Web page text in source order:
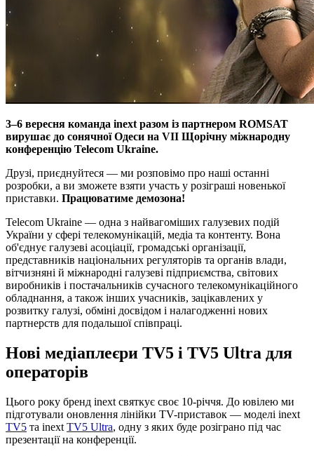
3–6 вересня команда inext разом із партнером ROMSAT
вирушає до сонячної Одеси на VII Щорічну міжнародну
конференцію Telecom Ukraine.
Друзі, приєднуйтеся — ми розповімо про наші останні
розробки, а ви зможете взяти участь у розіграші новенької
приставки. Працюватиме демозона!
Telecom Ukraine — одна з найвагоміших галузевих подій
України у сфері телекомунікацій, медіа та контенту. Вона
об'єднує галузеві асоціації, громадські організації,
представників національних регуляторів та органів влади,
вітчизняні й міжнародні галузеві підприємства, світових
виробників і постачальників сучасного телекомунікаційного
обладнання, а також інших учасників, зацікавлених у
розвитку галузі, обміні досвідом і налагодженні нових
партнерств для подальшої співпраці.
Нові медіаплеєри TV5 і TV5 Ultra для
операторів
Цього року бренд inext святкує своє 10-річчя. До ювілею ми
підготували оновлення лінійки TV-приставок — моделі inext
TV5 та inext TV5 Ultra, одну з яких буде розіграно під час
презентації на конференції.